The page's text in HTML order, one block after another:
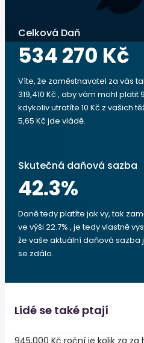
Celková Daň
534 270 Kč
Víte, že zaměstnavatel za vás
319,410 Kč , aby vám mohl platit
kdykoliv utratíte 10 Kč z vašich
5,65 Kč jde vládě.
Skutečná daňová sazba
42.3%
Daně tedy platíte jak vy, tak
ve výši 22.7% , je tedy vlastně
že vaše aktuální daňová sazba
se zdálo.
Lidé se také ptají
945,000 Kč roční je kolik za za